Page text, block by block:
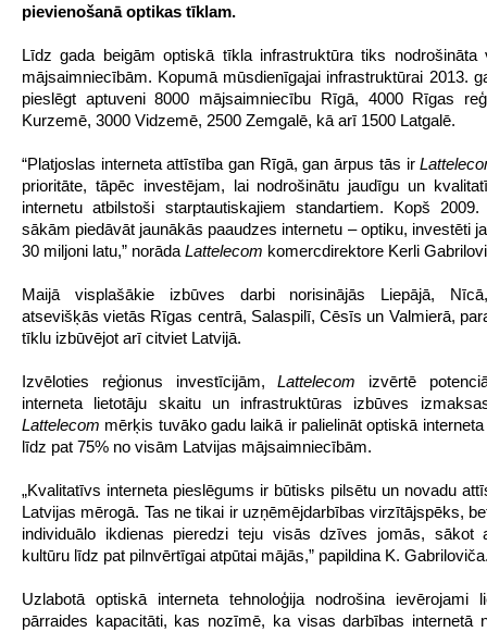
pievienošanā optikas tīklam.
Līdz gada beigām optiskā tīkla infrastruktūra tiks nodrošināta
mājsaimniecībām. Kopumā mūsdienīgajai infrastruktūrai 2013.
pieslēgt aptuveni 8000 mājsaimniecību Rīgā, 4000 Rīgas
Kurzemē, 3000 Vidzemē, 2500 Zemgalē, kā arī 1500 Latgalē.
“Platjoslas interneta attīstība gan Rīgā, gan ārpus tās ir
prioritāte, tāpēc investējam, lai nodrošinātu jaudīgu un
internetu atbilstoši starptautiskajiem standartiem. Kopš
sākām piedāvāt jaunākās paaudzes internetu – optiku, investēti
30 miljoni latu,” norāda Lattelecom komercdirektore Kerli
Maijā visplašākie izbūves darbi norisinājās Liepājā,
atsevišķās vietās Rīgas centrā, Salaspilī, Cēsīs un Valmierā,
tīklu izbūvējot arī citviet Latvijā.
Izvēloties reģionus investīcijām,Lattelecom izvērtē
interneta lietotāju skaitu un infrastruktūras izbūves
Lattelecom mērķis tuvāko gadu laikā ir palielināt optiskā
līdz pat 75% no visām Latvijas mājsaimniecībām.
„Kvalitatīvs interneta pieslēgums ir būtisks pilsētu un novadu
Latvijas mērogā. Tas ne tikai ir uzņēmējdarbības virzītājspēks,
individuālo ikdienas pieredzi teju visās dzīves jomās, sākot
kultūru līdz pat pilnvērtīgai atpūtai mājās,” papildina K.
Uzlabotā optiskā interneta tehnoloģija nodrošina ievērojami
pārraides kapacitāti, kas nozīmē, ka visas darbības internetā